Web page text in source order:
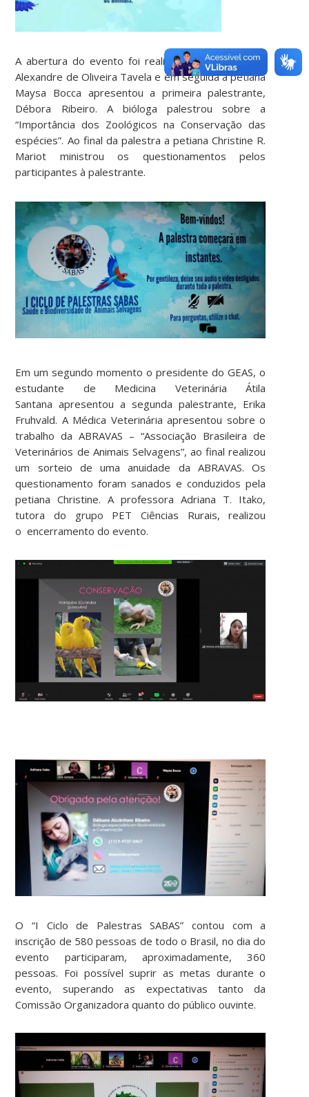
A abertura do evento foi realizada pelo professor
Alexandre de Oliveira Tavela e em seguida a petiana
Maysa Bocca apresentou a primeira palestrante,
Débora Ribeiro. A bióloga palestrou sobre a
“Importância dos Zoológicos na Conservação das
espécies”. Ao final da palestra a petiana Christine R.
Mariot ministrou os questionamentos pelos
participantes à palestrante.
Em um segundo momento o presidente do GEAS, o
estudante de Medicina Veterinária Átila
Santana apresentou a segunda palestrante, Erika
Fruhvald. A Médica Veterinária apresentou sobre o
trabalho da ABRAVAS – “Associação Brasileira de
Veterinários de Animais Selvagens”, ao final realizou
um sorteio de uma anuidade da ABRAVAS. Os
questionamento foram sanados e conduzidos pela
petiana Christine. A professora Adriana T. Itako,
tutora do grupo PET Ciências Rurais, realizou
o encerramento do evento.
O “I Ciclo de Palestras SABAS” contou com a
inscrição de 580 pessoas de todo o Brasil, no dia do
evento participaram, aproximadamente, 360
pessoas. Foi possível suprir as metas durante o
evento, superando as expectativas tanto da
Comissão Organizadora quanto do público ouvinte.